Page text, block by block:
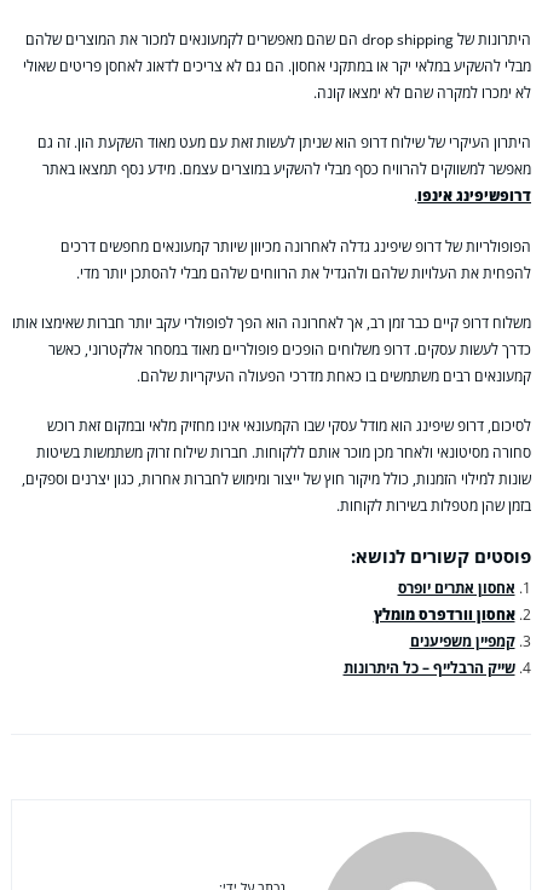
היתרונות של drop shipping הם שהם מאפשרים לקמעונאים למכור את המוצרים שלהם
מבלי להשקיע במלאי יקר או במתקני אחסון. הם גם לא צריכים לדאוג לאחסן פריטים שאולי
לא ימכרו למקרה שהם לא ימצאו קונה.
היתרון העיקרי של שילוח דרופ הוא שניתן לעשות זאת עם מעט מאוד השקעת הון. זה גם
מאפשר למשווקים להרוויח כסף מבלי להשקיע במוצרים עצמם. מידע נסף תמצאו באתר
דרופשיפינג אינפו.
הפופולריות של דרופ שיפינג גדלה לאחרונה מכיוון שיותר קמעונאים מחפשים דרכים
להפחית את העלויות שלהם ולהגדיל את הרווחים שלהם מבלי להסתכן יותר מדי.
משלוח דרופ קיים כבר זמן רב, אך לאחרונה הוא הפך לפופולרי עקב יותר חברות שאימצו אותו
כדרך לעשות עסקים. דרופ משלוחים הופכים פופולריים מאוד במסחר אלקטרוני, כאשר
קמעונאים רבים משתמשים בו כאחת מדרכי הפעולה העיקריות שלהם.
לסיכום, דרופ שיפינג הוא מודל עסקי שבו הקמעונאי אינו מחזיק מלאי ובמקום זאת רוכש
סחורה מסיטונאי ולאחר מכן מוכר אותם ללקוחות. חברות שילוח זרוק משתמשות בשיטות
שונות למילוי הזמנות, כולל מיקור חוץ של ייצור ומימוש לחברות אחרות, כגון יצרנים וספקים,
בזמן שהן מטפלות בשירות לקוחות.
פוסטים קשורים לנושא:
אחסון אתרים יופרס
אחסון וורדפרס מומלץ
קמפיין משפיענים
שייק הרבלייף – כל היתרונות